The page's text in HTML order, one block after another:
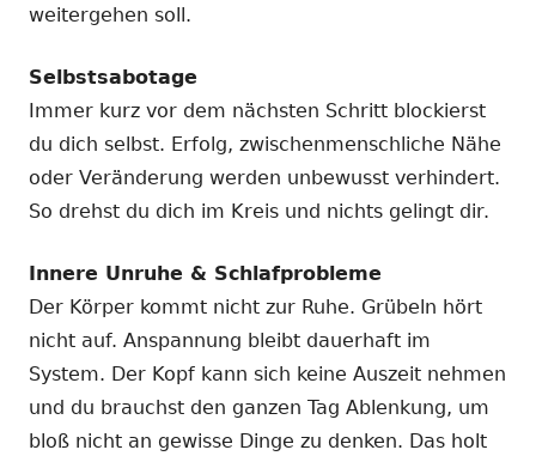
weitergehen soll.
Selbstsabotage
Immer kurz vor dem nächsten Schritt blockierst
du dich selbst. Erfolg, zwischenmenschliche Nähe
oder Veränderung werden unbewusst verhindert.
So drehst du dich im Kreis und nichts gelingt dir.
Innere Unruhe & Schlafprobleme
Der Körper kommt nicht zur Ruhe. Grübeln hört
nicht auf. Anspannung bleibt dauerhaft im
System. Der Kopf kann sich keine Auszeit nehmen
und du brauchst den ganzen Tag Ablenkung, um
bloß nicht an gewisse Dinge zu denken. Das holt